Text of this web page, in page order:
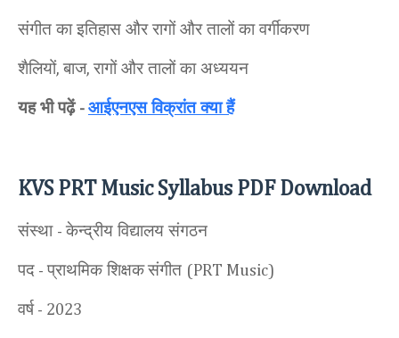
संगीत का इतिहास और रागों और तालों का वर्गीकरण
शैलियों, बाज, रागों और तालों का अध्ययन
यह भी पढ़ें - आईएनएस विक्रांत क्या हैं
KVS PRT Music Syllabus PDF Download
संस्था - केन्द्रीय विद्यालय संगठन
पद - प्राथमिक शिक्षकसंगीत (PRT Music)
वर्ष- 2023